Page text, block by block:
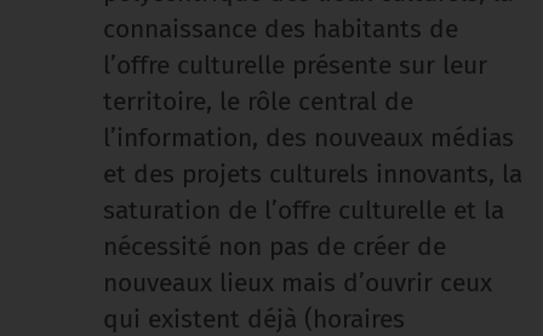
connaissance des habitants de
l’offre culturelle présente sur leur
territoire, le rôle central de
l’information, des nouveaux médias
et des projets culturels innovants, la
saturation de l’offre culturelle et la
nécessité non pas de créer de
nouveaux lieux mais d’ouvrir ceux
qui existent déjà (horaires